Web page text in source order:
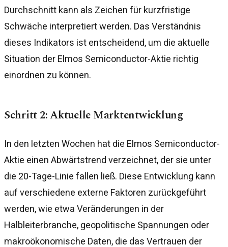
Durchschnitt kann als Zeichen für kurzfristige
Schwäche interpretiert werden. Das Verständnis
dieses Indikators ist entscheidend, um die aktuelle
Situation der Elmos Semiconductor-Aktie richtig
einordnen zu können.
Schritt 2: Aktuelle Marktentwicklung
In den letzten Wochen hat die Elmos Semiconductor-
Aktie einen Abwärtstrend verzeichnet, der sie unter
die 20-Tage-Linie fallen ließ. Diese Entwicklung kann
auf verschiedene externe Faktoren zurückgeführt
werden, wie etwa Veränderungen in der
Halbleiterbranche, geopolitische Spannungen oder
makroökonomische Daten, die das Vertrauen der